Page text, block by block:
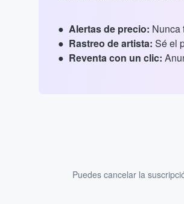
Alertas de precio: Nunca
Rastreo de artista: Sé el
Reventa con un clic:
Puedes cancelar la